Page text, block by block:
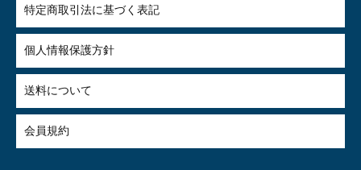
特定商取引法に基づく表記
個人情報保護方針
送料について
会員規約